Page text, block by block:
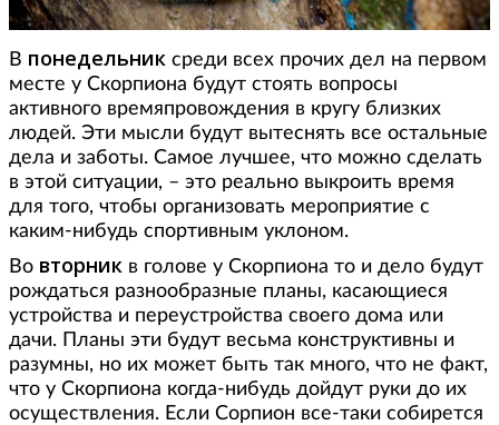
В понедельник среди всех прочих дел на первом
месте у Скорпиона будут стоять вопросы
активного времяпровождения в кругу близких
людей. Эти мысли будут вытеснять все остальные
дела и заботы. Самое лучшее, что можно сделать
в этой ситуации, – это реально выкроить время
для того, чтобы организовать мероприятие с
каким-нибудь спортивным уклоном.
Во вторник в голове у Скорпиона то и дело будут
рождаться разнообразные планы, касающиеся
устройства и переустройства своего дома или
дачи. Планы эти будут весьма конструктивны и
разумны, но их может быть так много, что не факт,
что у Скорпиона когда-нибудь дойдут руки до их
осуществления. Если Сорпион все-таки собирется